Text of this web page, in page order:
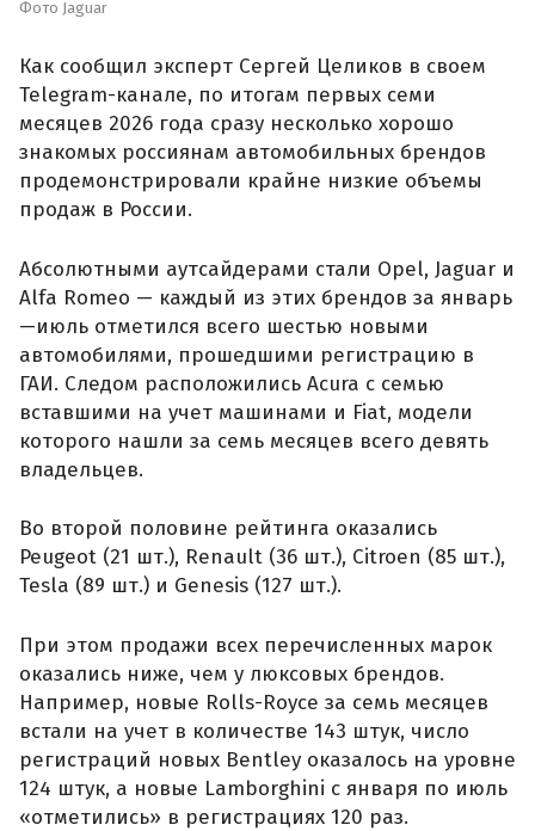
Фото Jaguar
Как сообщил эксперт Сергей Целиков в своем
Telegram-канале, по итогам первых семи
месяцев 2026 года сразу несколько хорошо
знакомых россиянам автомобильных брендов
продемонстрировали крайне низкие объемы
продаж в России.
Абсолютными аутсайдерами стали Opel, Jaguar и
Alfa Romeo — каждый из этих брендов за январь
—июль отметился всего шестью новыми
автомобилями, прошедшими регистрацию в
ГАИ. Следом расположились Acura с семью
вставшими на учет машинами и Fiat, модели
которого нашли за семь месяцев всего девять
владельцев.
Во второй половине рейтинга оказались
Peugeot (21 шт.), Renault (36 шт.), Citroen (85 шт.),
Tesla (89 шт.) и Genesis (127 шт.).
При этом продажи всех перечисленных марок
оказались ниже, чем у люксовых брендов.
Например, новые Rolls-Royce за семь месяцев
встали на учет в количестве 143 штук, число
регистраций новых Bentley оказалось на уровне
124 штук, а новые Lamborghini с января по июль
«отметились» в регистрациях 120 раз.